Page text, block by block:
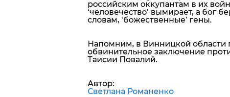
российским оккупантам в их
‘человечество’ вымирает, а бог
словам, ‘божественные’ гены.
Напомним, в Винницкой области
обвинительное заключение
Таисии Повалий.
Автор:
Светлана Романенко